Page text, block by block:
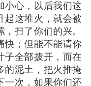
小心，以后我们这
起这堆火，就会被
扫了你们的兴。
快；但能不能请你
子全部拨开，而在
的泥土，把火推掩
一次，如果你们还